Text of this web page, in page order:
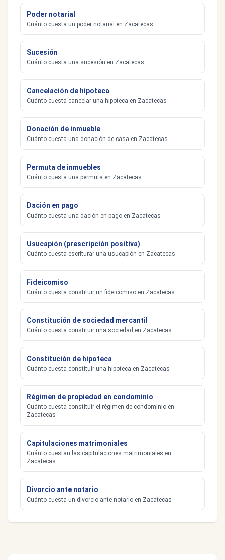
Poder notarial
Cuánto cuesta un poder notarial en Zacatecas
Sucesión
Cuánto cuesta una sucesión en Zacatecas
Cancelación de hipoteca
Cuánto cuesta cancelar una hipoteca en Zacatecas
Donación de inmueble
Cuánto cuesta una donación de casa en Zacatecas
Permuta de inmuebles
Cuánto cuesta una permuta en Zacatecas
Dación en pago
Cuánto cuesta una dación en pago en Zacatecas
Usucapión (prescripción positiva)
Cuánto cuesta escriturar una usucapión en Zacatecas
Fideicomiso
Cuánto cuesta constituir un fideicomiso en Zacatecas
Constitución de sociedad mercantil
Cuánto cuesta constituir una sociedad en Zacatecas
Constitución de hipoteca
Cuánto cuesta constituir una hipoteca en Zacatecas
Régimen de propiedad en condominio
Cuánto cuesta constituir el régimen de condominio en
Zacatecas
Capitulaciones matrimoniales
Cuánto cuestan las capitulaciones matrimoniales en
Zacatecas
Divorcio ante notario
Cuánto cuesta un divorcio ante notario en Zacatecas